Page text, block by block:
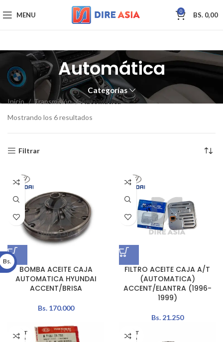
MENU 0 BS. 0,00
Automática
Categorías
Inicio Transmisión
Automática
Mostrando los 6 resultados
Filtrar
BOMBA ACEITE CAJA
AUTOMATICA HYUNDAI
ACCENT/BRISA
Bs.170.000
FILTRO ACEITE CAJA A/T
(AUTOMATICA)
ACCENT/ELANTRA (1996-
1999)
Bs.21.250
AGOT
ADO
AGOT
ADO
Bs.